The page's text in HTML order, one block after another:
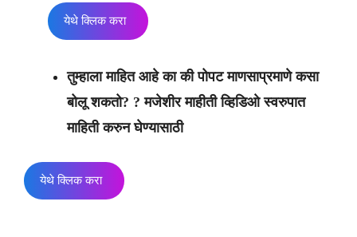
येथे क्लिक करा
तुम्हाला माहित आहे का की पोपट माणसाप्रमाणे कसा
बोलू शकतो? ? मजेशीर माहीती व्हिडिओ स्वरुपात
माहिती करुन घेण्यासाठी
येथे क्लिक करा